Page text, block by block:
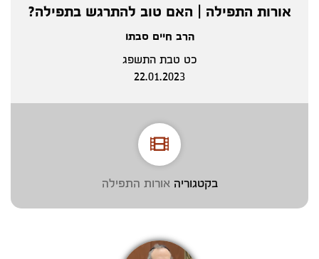
אורות התפילה | האם טוב להתרגש בתפילה?
הרב חיים סבתו
כט טבת התשפג
22.01.2023
בקטגוריהאורות התפילה